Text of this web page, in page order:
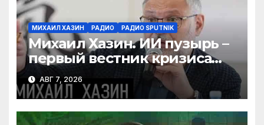
МИХАИЛ ХАЗИН РАДИО РАДИО SPUTNIK
Михаил Хазин. ИИ пузырь –
первый вестник кризиса
или миф?
АВГ 7, 2026